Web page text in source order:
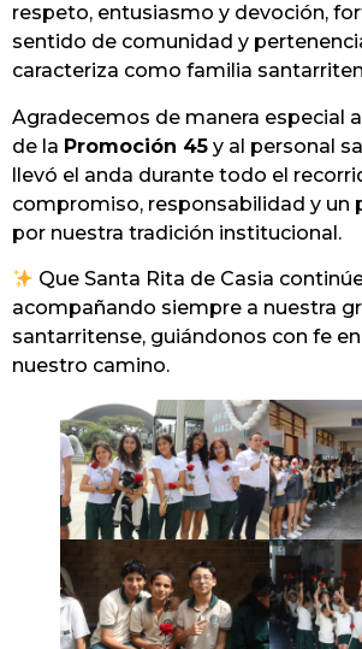
respeto, entusiasmo y devoción,
sentido de comunidad y
caracteriza como familia
Agradecemos de manera especial
de la Promoción 45 y al personal
llevó el anda durante todo el
compromiso, responsabilidad y un
por nuestra tradición institucional.
Que Santa Rita de Casia
acompañando siempre a nuestra
santarritense, guiándonos con fe
nuestro camino.